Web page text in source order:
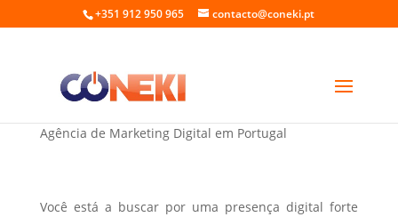
+351 912 950 965 contacto@coneki.pt
Fazer site para Eventos em Sintra
Agência de Marketing Digital em Portugal
Você está a buscar por uma presença digital forte